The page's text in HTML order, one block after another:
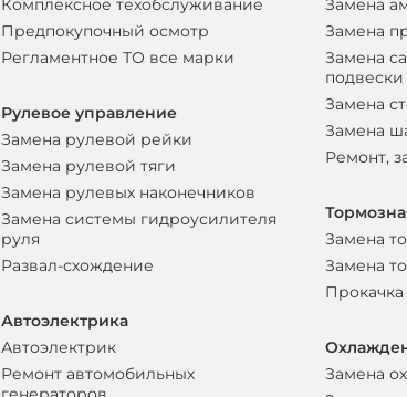
Комплексное техобслуживание
Предпокупочный осмотр
Регламентное ТО все марки
Рулевое управление
Замена рулевой рейки
Замена рулевой тяги
Замена рулевых наконечников
Замена системы гидроусилителя
руля
Развал-схождение
Автоэлектрика
Автоэлектрик
Ремонт автомобильных
Замена
Замена
Замена
подвески
Замена
Замена
Ремонт,
Замена
Замена
Замена